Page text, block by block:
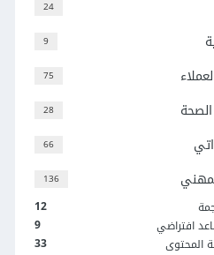
24
9
75
28
66
136
12
9
افتراضي
33
المحتوى